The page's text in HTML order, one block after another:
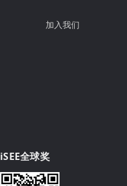
加入我们
iSEE全球奖